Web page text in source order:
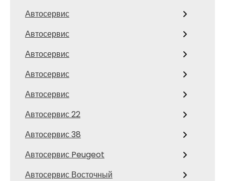
Автосервис
Автосервис
Автосервис
Автосервис
Автосервис
Автосервис 22
Автосервис 38
Автосервис Peugeot
Автосервис Восточный